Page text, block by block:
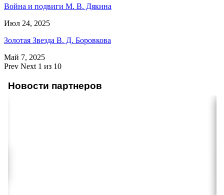
Война и подвиги М. В. Дякина
Июл 24, 2025
Золотая Звезда В. Д. Боровкова
Май 7, 2025
Prev Next 1 из 10
Новости партнеров